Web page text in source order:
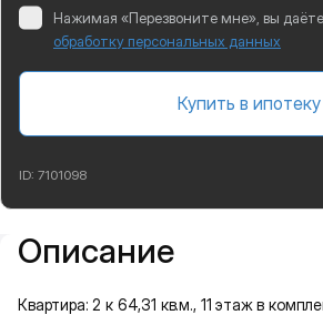
Нажимая «Перезвоните мне», вы
обработку персональных данных
Купить в ипотеку
ID: 7101098
Подробная информация
Описание
Квартира: 2 к 64,31 кв.м., 11 этаж в